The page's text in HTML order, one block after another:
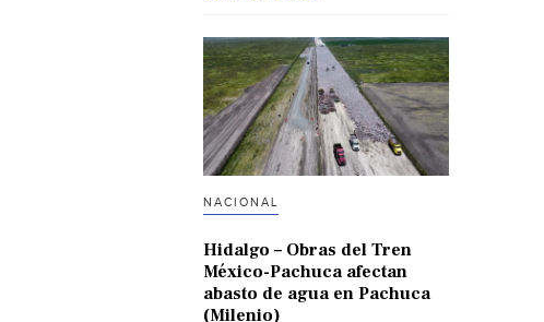
NACIONAL
Hidalgo – Obras del Tren
México-Pachuca afectan
abasto de agua en Pachuca
(Milenio)